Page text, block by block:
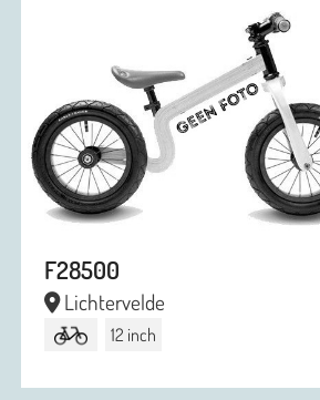
F28500
Lichtervelde
12 inch